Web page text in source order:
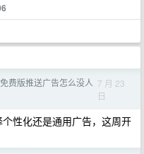
费版推送广告怎么没人 7 月 23
日
性化还是通用广告，这周开